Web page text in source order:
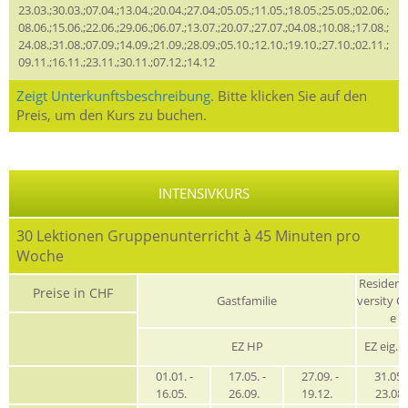
23.03.;30.03.;07.04.;13.04.;20.04.;27.04.;05.05.;11.05.;18.05.;25.05.;02.06.;
08.06.;15.06.;22.06.;29.06.;06.07.;13.07.;20.07.;27.07.;04.08.;10.08.;17.08.;
24.08.;31.08.;07.09.;14.09.;21.09.;28.09.;05.10.;12.10.;19.10.;27.10.;02.11.;
09.11.;16.11.;23.11.;30.11.;07.12.;14.12
Zeigt Unterkunftsbeschreibung. Bitte klicken Sie auf den
Preis, um den Kurs zu buchen.
INTENSIVKURS
30 Lektionen Gruppenunterricht à 45 Minuten pro
Woche
Preise in CHF Gastfamilie
versity
e
EZ HP
EZ eig.
01.01. -
16.05.
17.05. -
26.09.
27.09. -
19.12.
31.05.